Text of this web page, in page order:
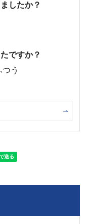
したか？
ですか？
つう